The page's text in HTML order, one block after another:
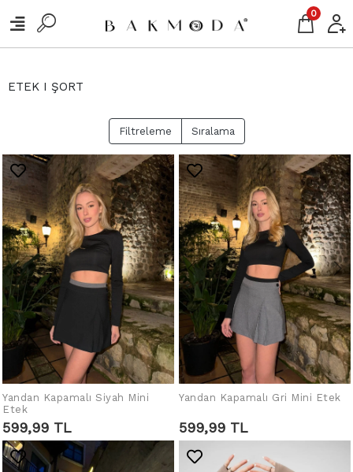
0
ETEK I ŞORT
Filtreleme Sıralama
SEPETE EKLE
Yandan Kapamalı Siyah Mini
Etek
599,99 TL
SEPETE EKLE
Yandan Kapamalı Gri Mini Etek
599,99 TL